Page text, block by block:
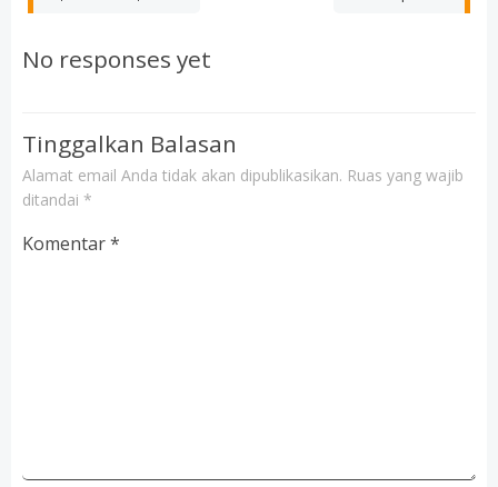
navigation
No responses yet
Tinggalkan Balasan
Alamat email Anda tidak akan dipublikasikan. Ruas yang wajib
ditandai *
Komentar*